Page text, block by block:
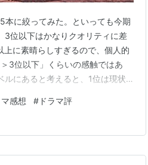
本に絞ってみた。といっても今期
3位以下はかなりクオリティに差
に素晴らしすぎるので、個人的
3位以下」くらいの感触ではあ
ルにあると考えると、1位は現状
クオリティであるかもしれない。
る。 …
マ感想 # ドラマ評